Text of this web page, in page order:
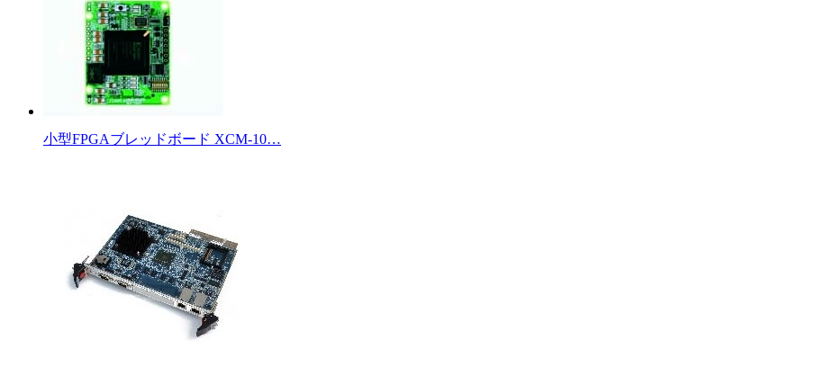
小型FPGAブレッドボード XCM-10…